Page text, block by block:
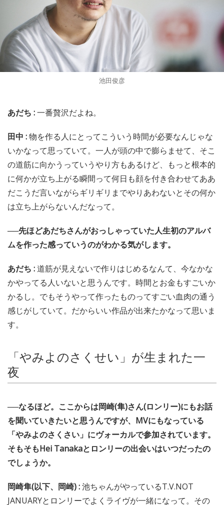
池田俊彦
あだち :一番贅沢だよね。
田中 :物を作る人にとってこういう時間が必要なんじゃな
いかなって思っていて。一人が頭の中で膨らませて、そこ
の道筋に向かうっていうやり方もあるけど、もっと根本的
に何かが立ち上がる瞬間って何日も顔を付き合わせてああ
だこうだ言いながらギリギリまでやりあわないとその何か
は立ち上がらないんだなって。
──先ほどあだちさんがおっしゃっていた人生初のアルバ
ムを作った感っていうのがわかる気がします。
あだち :道筋が見えないで作りはじめるなんて、今なかな
かやってる人いないと思うんです。時間とお金もすごいか
かるし。でもそうやって作ったものってすごい血肉の通う
感じがしていて。だからいい作品が出来たかなって思いま
す。
「やみよのさくせい」が生まれた一
夜
──なるほど。ここからは岡崎(隼)さん(ロンリー)にもお話
を聞いていきたいと思うんですが、MVにもなっている
「やみよのさくさい」にヴォーカルで参加されています。
そもそもHei Tanakaとロンリーの出会いはいつだったの
でしょうか。
岡崎隼(以下、岡崎) :池ちゃんがやっているT.V.NOT
JANUARYとロンリーでよくライヴが一緒になって。その